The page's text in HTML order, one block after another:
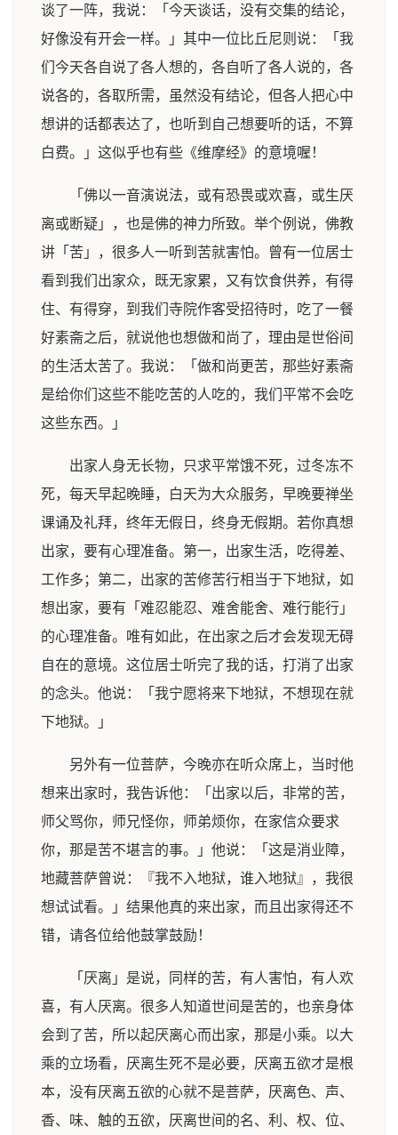
谈了一阵，我说：「今天谈话，没有交集的结论，
好像没有开会一样。」其中一位比丘尼则说：「我
们今天各自说了各人想的，各自听了各人说的，各
说各的，各取所需，虽然没有结论，但各人把心中
想讲的话都表达了，也听到自己想要听的话，不算
白费。」这似乎也有些《维摩经》的意境喔！
「佛以一音演说法，或有恐畏或欢喜，或生厌
离或断疑」，也是佛的神力所致。举个例说，佛教
讲「苦」，很多人一听到苦就害怕。曾有一位居士
看到我们出家众，既无家累，又有饮食供养，有得
住、有得穿，到我们寺院作客受招待时，吃了一餐
好素斋之后，就说他也想做和尚了，理由是世俗间
的生活太苦了。我说：「做和尚更苦，那些好素斋
是给你们这些不能吃苦的人吃的，我们平常不会吃
这些东西。」
出家人身无长物，只求平常饿不死，过冬冻不
死，每天早起晚睡，白天为大众服务，早晚要禅坐
课诵及礼拜，终年无假日，终身无假期。若你真想
出家，要有心理准备。第一，出家生活，吃得差、
工作多；第二，出家的苦修苦行相当于下地狱，如
想出家，要有「难忍能忍、难舍能舍、难行能行」
的心理准备。唯有如此，在出家之后才会发现无碍
自在的意境。这位居士听完了我的话，打消了出家
的念头。他说：「我宁愿将来下地狱，不想现在就
下地狱。」
另外有一位菩萨，今晚亦在听众席上，当时他
想来出家时，我告诉他：「出家以后，非常的苦，
师父骂你，师兄怪你，师弟烦你，在家信众要求
你，那是苦不堪言的事。」他说：「这是消业障，
地藏菩萨曾说：『我不入地狱，谁入地狱』，我很
想试试看。」结果他真的来出家，而且出家得还不
错，请各位给他鼓掌鼓励！
「厌离」是说，同样的苦，有人害怕，有人欢
喜，有人厌离。很多人知道世间是苦的，也亲身体
会到了苦，所以起厌离心而出家，那是小乘。以大
乘的立场看，厌离生死不是必要，厌离五欲才是根
本，没有厌离五欲的心就不是菩萨，厌离色、声、
香、味、触的五欲，厌离世间的名、利、权、位、